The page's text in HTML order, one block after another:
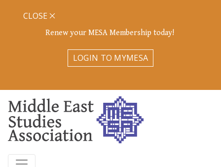
Renew your MESA Membership today!
LOGIN TO MYMESA
CLOSE